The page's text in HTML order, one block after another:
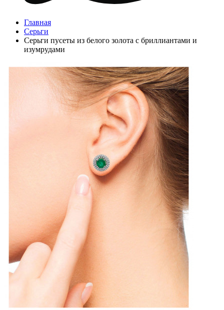
Главная
Серьги
Серьги пусеты из белого золота с бриллиантами и
изумрудами